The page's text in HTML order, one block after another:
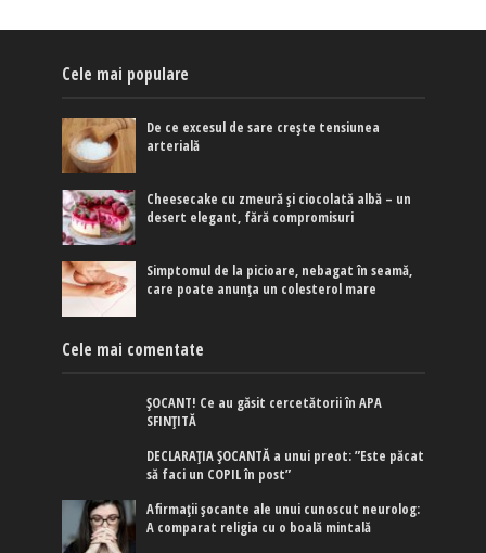
Cele mai populare
De ce excesul de sare crește tensiunea
arterială
Cheesecake cu zmeură și ciocolată albă – un
desert elegant, fără compromisuri
Simptomul de la picioare, nebagat în seamă,
care poate anunța un colesterol mare
Cele mai comentate
ȘOCANT! Ce au găsit cercetătorii în APA
SFINȚITĂ
DECLARAȚIA ȘOCANTĂ a unui preot: ”Este păcat
să faci un COPIL în post”
Afirmaţii şocante ale unui cunoscut neurolog:
A comparat religia cu o boală mintală